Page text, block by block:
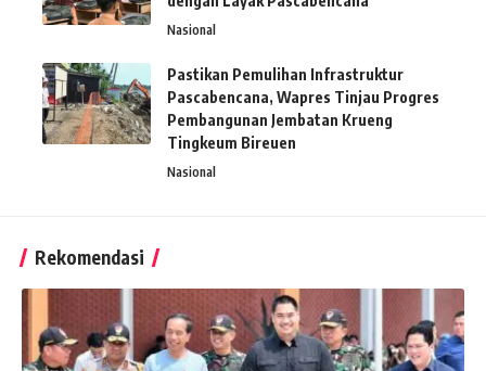
Nasional
Pastikan Pemulihan Infrastruktur
Pascabencana, Wapres Tinjau Progres
Pembangunan Jembatan Krueng
Tingkeum Bireuen
Nasional
Rekomendasi